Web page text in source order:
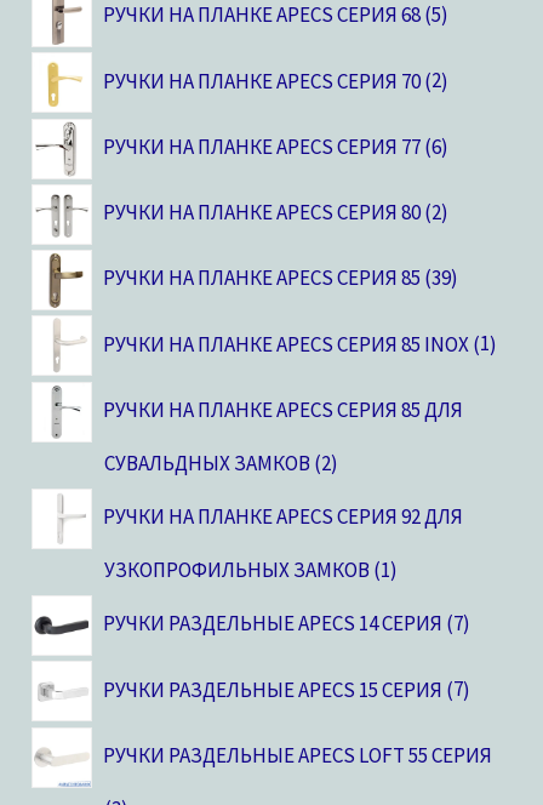
РУЧКИ НА ПЛАНКЕ APECS СЕРИЯ 68 5
РУЧКИ НА ПЛАНКЕ APECS СЕРИЯ 70 2
РУЧКИ НА ПЛАНКЕ APECS СЕРИЯ 77 6
РУЧКИ НА ПЛАНКЕ APECS СЕРИЯ 80 2
РУЧКИ НА ПЛАНКЕ APECS СЕРИЯ 85 39
РУЧКИ НА ПЛАНКЕ APECS СЕРИЯ 85 INOX 1
РУЧКИ НА ПЛАНКЕ APECS СЕРИЯ 85 ДЛЯ
СУВАЛЬДНЫХ ЗАМКОВ 2
РУЧКИ НА ПЛАНКЕ APECS СЕРИЯ 92 ДЛЯ
УЗКОПРОФИЛЬНЫХ ЗАМКОВ 1
РУЧКИ РАЗДЕЛЬНЫЕ APECS 14 СЕРИЯ 7
РУЧКИ РАЗДЕЛЬНЫЕ APECS 15 СЕРИЯ 7
РУЧКИ РАЗДЕЛЬНЫЕ APECS LOFT 55 СЕРИЯ